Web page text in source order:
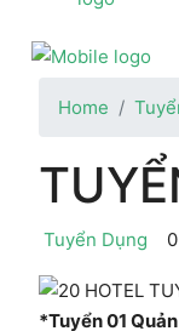
Home
Tuyển Dụng 0
*Tuyển 01